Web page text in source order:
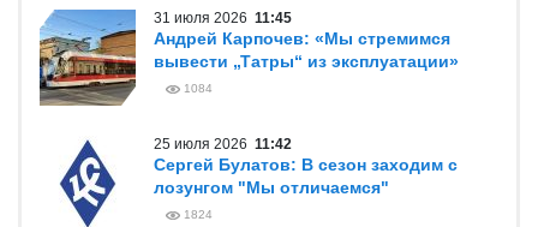
31 июля 2026 11:45
Андрей Карпочев: «Мы стремимся
вывести „Татры“ из эксплуатации»
1084
25 июля 2026 11:42
Сергей Булатов: В сезон заходим с
лозунгом "Мы отличаемся"
1824